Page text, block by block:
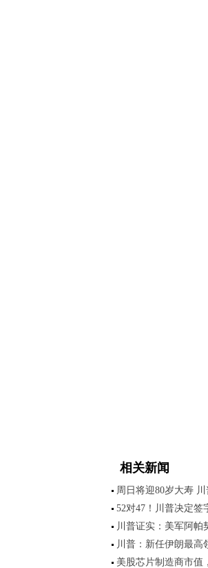
相关新闻
周日将迎80岁大寿
52对47！川普决定签
川普证实：美军阿帕
川普：新任伊朗最高
美股芯片制造商市值